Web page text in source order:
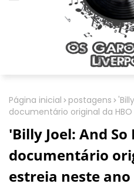
Página inicial postagens
documentário original da
'Billy Joel: And So
documentário
estreia neste ano